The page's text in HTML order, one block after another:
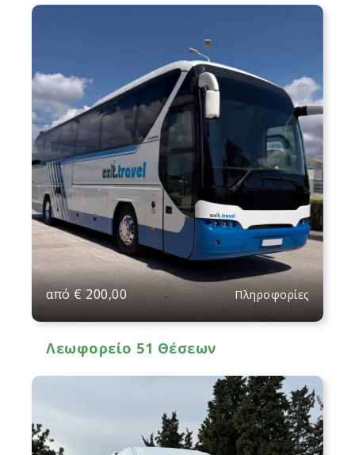
από € 200,00 Πληροφορίες
Λεωφορείο 51 Θέσεων